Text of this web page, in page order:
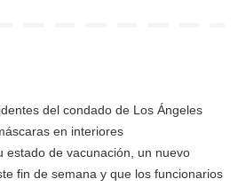
del condado de Los Ángeles
en interiores
estado de vacunación, un nuevo
fin de semana y que los funcionarios